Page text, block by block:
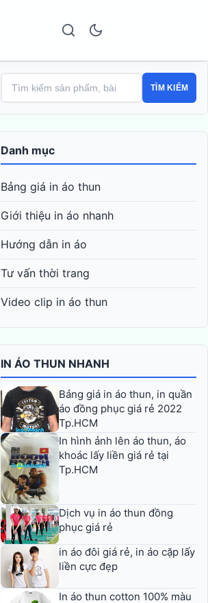
TÌM KIẾM
Danh mục
Bảng giá in áo thun
Giới thiệu in áo nhanh
Hướng dẫn in áo
Tư vấn thời trang
Video clip in áo thun
IN ÁO THUN NHANH
Bảng giá in áo thun, in quần
áo đồng phục giá rẻ 2022
Tp.HCM
In hình ảnh lên áo thun, áo
khoác lấy liền giá rẻ tại
Tp.HCM
Dịch vụ in áo thun đồng
phục giá rẻ
in áo đôi giá rẻ, in áo cặp lấy
liền cực đẹp
In áo thun cotton 100% màu